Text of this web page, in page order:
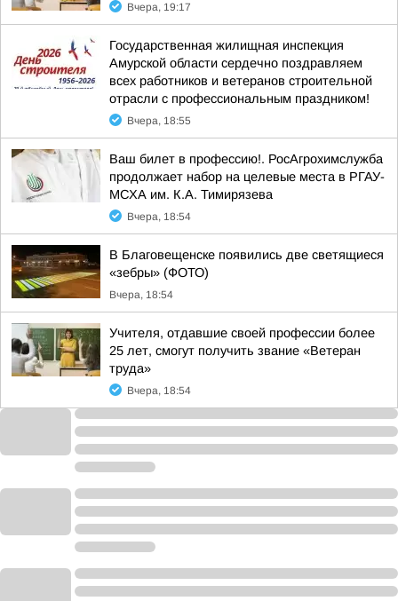
Вчера, 19:17
Государственная жилищная инспекция
Амурской области сердечно поздравляем
всех работников и ветеранов строительной
отрасли с профессиональным праздником!
Вчера, 18:55
Ваш билет в профессию!. РосАгрохимслужба
продолжает набор на целевые места в РГАУ-
МСХА им. К.А. Тимирязева
Вчера, 18:54
В Благовещенске появились две светящиеся
«зебры» (ФОТО)
Вчера, 18:54
Учителя, отдавшие своей профессии более
25 лет, смогут получить звание «Ветеран
труда»
Вчера, 18:54